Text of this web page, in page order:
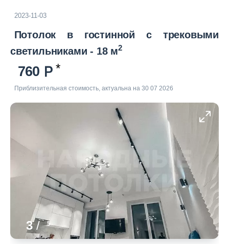
2023-11-03
Потолок в гостинной с трековыми
светильниками - 18 м2
760
Приблизительная стоимость, актуальна на 30 07 2026
3/ 5